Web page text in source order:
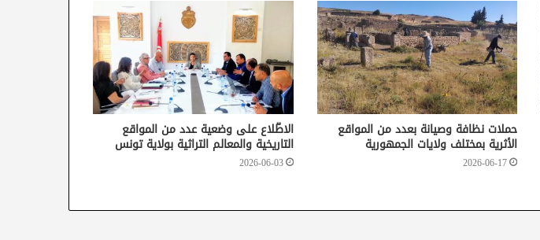
حملات نظافة وصيانة بعدد من المواقع
الأثرية بمختلف ولايات الجمهورية
2026-06-17
الاطّلاع على وضعية عدد من المواقع
التاريخية والمعالم التراثية بولاية تونس
2026-06-03